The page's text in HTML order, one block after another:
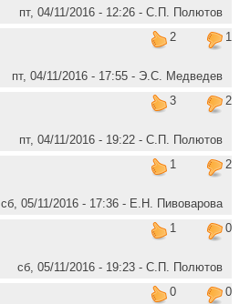
пт, 04/11/2016 - 12:26 - C.П. Полютов
2
1
пт, 04/11/2016 - 17:55 - Э.С. Медведев
3
2
пт, 04/11/2016 - 19:22 - C.П. Полютов
1
2
сб, 05/11/2016 - 17:36 - Е.Н. Пивоварова
1
0
сб, 05/11/2016 - 19:23 - C.П. Полютов
0
0